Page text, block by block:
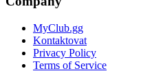
MyClub.gg
Kontaktovat
Privacy Policy
Terms of Service